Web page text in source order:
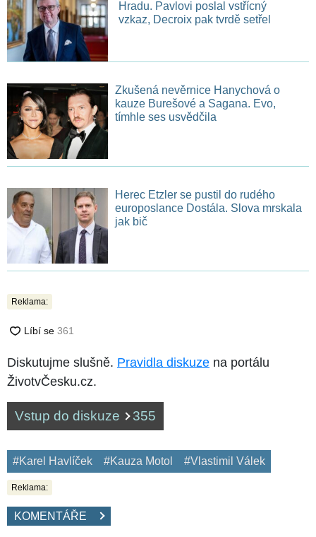
Hradu. Pavlovi poslal vstřícný
vzkaz, Decroix pak tvrdě setřel
Zkušená nevěrnice Hanychová o
kauze Burešové a Sagana. Evo,
tímhle ses usvědčila
Herec Etzler se pustil do rudého
europoslance Dostála. Slova mrskala
jak bič
Reklama:
Diskutujme slušně. Pravidla diskuze na portálu
ŽivotvČesku.cz.
Vstup do diskuze 355
#Karel Havlíček #Kauza Motol #Vlastimil Válek
Reklama:
KOMENTÁŘE